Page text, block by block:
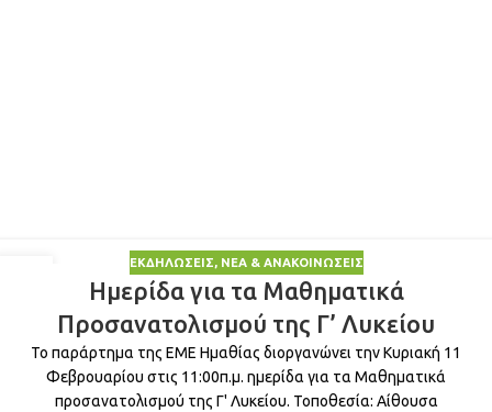
ΕΚΔΗΛΏΣΕΙΣ, ΝΈΑ & ΑΝΑΚΟΙΝΏΣΕΙΣ
Ημερίδα για τα Μαθηματικά
Προσανατολισμού της Γ’ Λυκείου
Το παράρτημα της ΕΜΕ Ημαθίας διοργανώνει την Κυριακή 11
Φεβρουαρίου στις 11:00π.μ. ημερίδα για τα Μαθηματικά
προσανατολισμού της Γ' Λυκείου. Τοποθεσία: Αίθουσα